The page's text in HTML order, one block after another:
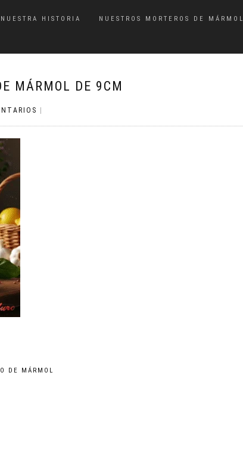
NUESTRA HISTORIA NUESTROS MORTEROS DE MÁRMOL
MÁRMOL DE 9CM
DE MÁRMOL